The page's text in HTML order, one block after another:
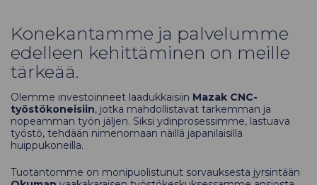
Konekantamme ja palvelumme
edelleen kehittäminen on meille
tärkeää.
Olemme investoinneet laadukkaisiin Mazak CNC-
työstökoneisiin, jotka mahdollistavat tarkemman ja
nopeamman työn jäljen. Siksi ydinprosessimme, lastuava
työstö, tehdään nimenomaan näillä japanilaisilla
huippukoneilla.
Tuotantomme on monipuolistunut sorvauksesta jyrsintään